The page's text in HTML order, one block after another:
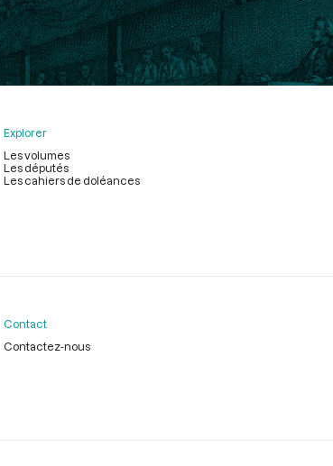
Explorer
Les volumes
Les députés
Les cahiers de doléances
Contact
Contactez-nous